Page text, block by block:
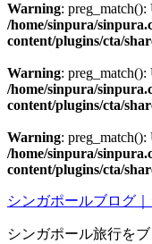
Warning:
/home/sinpura/
content/plugins/cta/
Warning:
/home/sinpura/
content/plugins/cta/
Warning:
/home/sinpura/
content/plugins/cta/
シンガポールブログ
シンガポール旅行を